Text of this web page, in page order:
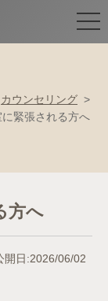
カウンセリング >
緊張される方へ
方へ
開日:2026/06/02